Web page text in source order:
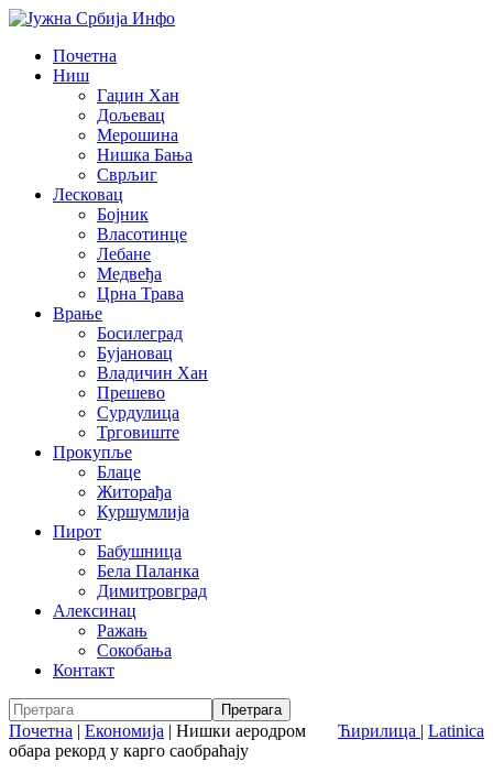
Почетна
Ниш
Гаџин Хан
Дољевац
Мерошина
Нишка Бања
Сврљиг
Лесковац
Бојник
Власотинце
Лебане
Медвеђа
Црна Трава
Врање
Босилеград
Бујановац
Владичин Хан
Прешево
Сурдулица
Трговиште
Прокупље
Блаце
Житорађа
Куршумлија
Пирот
Бабушница
Бела Паланка
Димитровград
Алексинац
Ражањ
Сокобања
Контакт
Ћирилица | Latinica
Почетна | Економија | Нишки аеродром
обара рекорд у карго саобраћају